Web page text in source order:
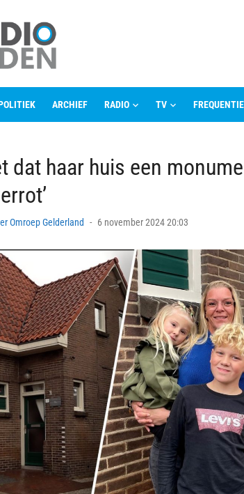
ARCHIEF RADIO TV
dat haar huis een
Omroep Gelderland
Posted
6 november 2024 20:03